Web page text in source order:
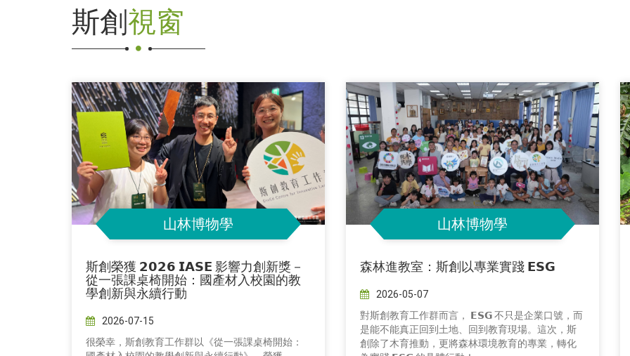
斯創視窗
山林博物學
斯創榮獲 𝟮𝟬𝟮𝟲 𝗜𝗔𝗦𝗘 影響力創新獎－
從一張課桌椅開始：國產材入校園的教
學創新與永續行動
2026-07-15
很榮幸，斯創教育工作群以《從一張課桌椅開始：
山林博物學
森林進教室：斯創以專業實踐 𝗘𝗦𝗚
2026-05-07
對斯創教育工作群而言， 𝗘𝗦𝗚 不只是企業口號，而
是能不能真正回到土地、回到教育現場。這次，斯
創除了木育推動，更將森林環境教育的專業，轉化